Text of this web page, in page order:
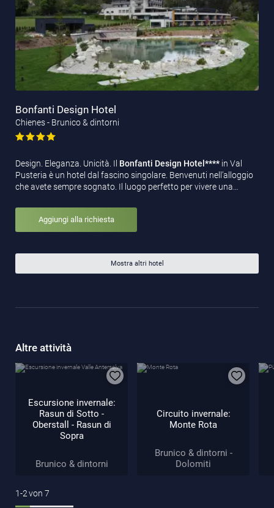
Bonfanti Design Hotel
Chienes - Brunico & dintorni
Design. Eleganza. Unicità. Il Bonfanti Design Hotel**** in Val
Pusteria è un hotel dal fascino singolare. Benvenuti nell’alloggio
che avete sempre sognato. Il luogo perfetto per vivere una…
Aggiungi alla richiesta
Mostra altri hotel
Altre attività
Escursione invernale:
Rasun di Sotto -
Oberstall - Rasun di
Sopra
Brunico & dintorni
Circuito invernale:
Monte Rota
Brunico & dintorni -
Dolomiti
1-2von 7